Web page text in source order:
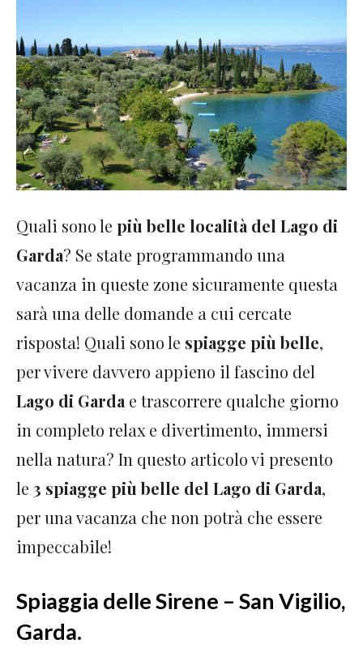
Quali sono le più belle località del Lago di
Garda? Se state programmando una
vacanza in queste zone sicuramente questa
sarà una delle domande a cui cercate
risposta! Quali sono le spiagge più belle,
per vivere davvero appieno il fascino del
Lago di Garda e trascorrere qualche giorno
in completo relax e divertimento, immersi
nella natura? In questo articolo vi presento
le 3 spiagge più belle del Lago di Garda,
per una vacanza che non potrà che essere
impeccabile!
Spiaggia delle Sirene – San Vigilio,
Garda.